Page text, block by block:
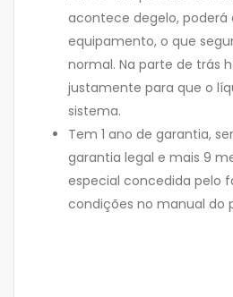
acontece degelo, poderá
equipamento, o que
normal. Na parte de trás
justamente para que o
sistema.
Tem 1 ano de garantia,
garantia legal e mais 9
especial concedida pelo
condições no manual do